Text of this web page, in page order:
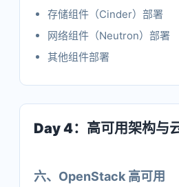
存储组件（Cinder）部署
网络组件（Neutron）部署
其他组件部署
Day 4：高可用架构与
六、OpenStack 高可用